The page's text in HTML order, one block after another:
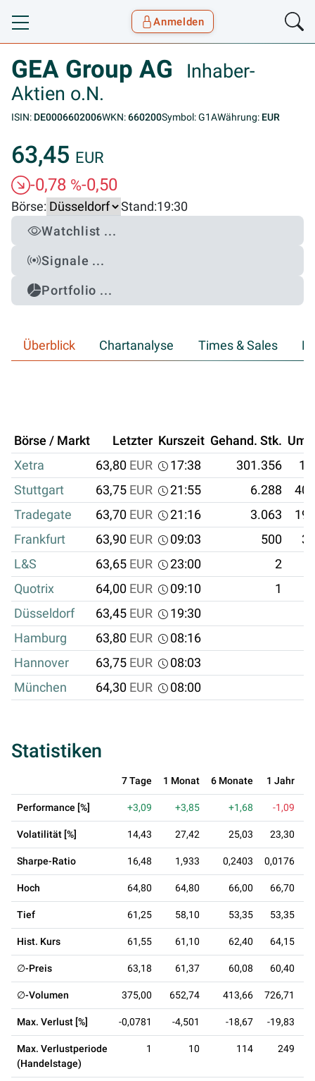
Toggle navigation
Anmelden
GEA Group AG
Inhaber-
Aktien o.N.
ISIN: DE0006602006WKN:660200Symbol: G1AWährung: EUR
63,45 EUR
-0,78 %-0,50
Börse: Stand:19:30
Watchlist ...
Signale ...
Portfolio ...
Überblick Chartanalyse Times & Sales
Börse / Markt Letzter Kurszeit Gehand. Stk.
Xetra
63,80 EUR 17:38 301.356
Stuttgart
63,75 EUR 21:55 6.288
Tradegate
63,70 EUR 21:16 3.063
Frankfurt
63,90 EUR 09:03 500
L&S
63,65 EUR 23:00
2
Quotrix
64,00 EUR 09:10
1
Düsseldorf
63,45 EUR
19:30
Hamburg
63,80 EUR
08:16
Hannover
63,75 EUR
08:03
München
64,30 EUR 08:00
Statistiken
7 Tage 1 Monat 6 Monate 1 Jahr
Performance [%] +3,09 +3,85 +1,68 -1,09
Volatilität [%] 14,43 27,42 25,03 23,30
Sharpe-Ratio 16,48 1,933 0,2403 0,0176
Hoch 64,80 64,80 66,00 66,70
Tief 61,25 58,10 53,35 53,35
Hist. Kurs 61,55 61,10 62,40 64,15
∅-Preis 63,18 61,37 60,08 60,40
∅-Volumen 375,00 652,74 413,66 726,71
Max. Verlust [%] -0,0781 -4,501 -18,67 -19,83
Max. Verlustperiode
(Handelstage)
1 10 114 249